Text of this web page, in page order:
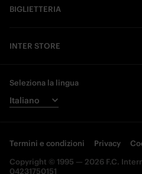
BIGLIETTERIA
INTER STORE
Seleziona la lingua
Termini e condizioni Privacy
Copyright © 1995 — 2026 F.C.
04231750151